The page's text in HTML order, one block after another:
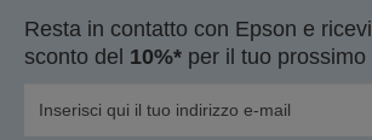
Resta in contatto con Epson e
sconto del 10%* per il tuo prossimo